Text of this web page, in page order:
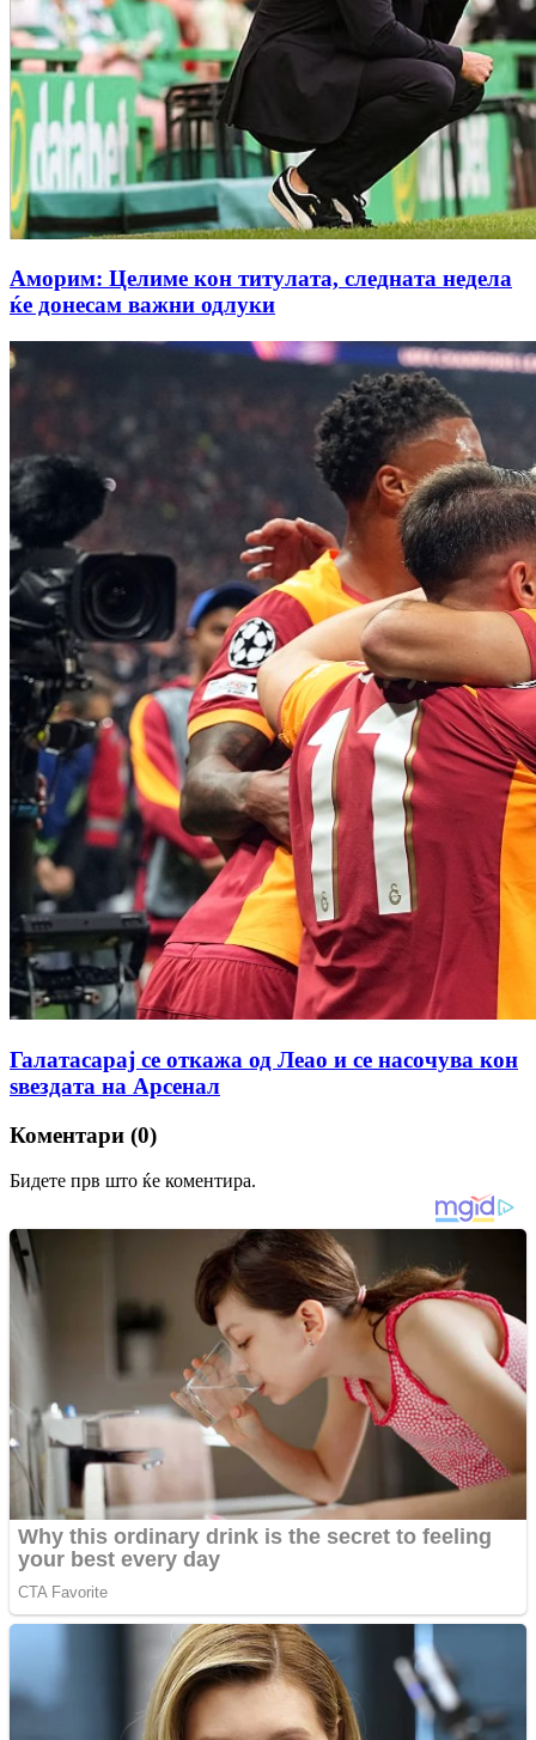
Аморим: Целиме кон титулата, следната недела
ќе донесам важни одлуки
Галатасарај се откажа од Леао и се насочува кон
ѕвездата на Арсенал
Коментари (0)
Бидете прв што ќе коментира.